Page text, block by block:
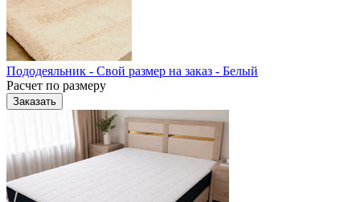
Пододеяльник - Свой размер на заказ - Белый
Расчет по размеру
Заказать